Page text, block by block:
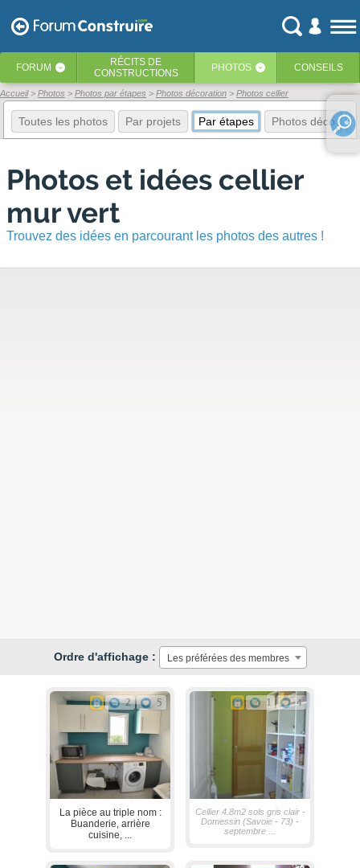
FORUM ‹ RÉCITS DE
CONSTRUCTIONS
PHOTOS ‹ CONSEILS
Accueil Photos Photos par étapes Photos décoration Photos cellier
Toutes les photos Par projets Par étapes Photos déco
Photos et idées cellier
mur vert
Trouvez des idées en parcourant les photos des autres !
Ordre d'affichage : Les préférées des membres
2 5
La pièce au triple nom :
Buanderie, arrière
cuisine, ...
1 4
Cellier 4.8m2 sols gris clair -
Domessin (Savoie - 73) -
septembre ...